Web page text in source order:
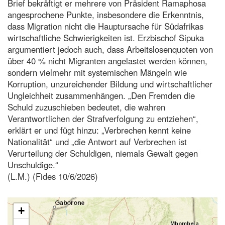
Brief bekräftigt er mehrere von Präsident Ramaphosa
angesprochene Punkte, insbesondere die Erkenntnis,
dass Migration nicht die Hauptursache für Südafrikas
wirtschaftliche Schwierigkeiten ist. Erzbischof Sipuka
argumentiert jedoch auch, dass Arbeitslosenquoten von
über 40 % nicht Migranten angelastet werden können,
sondern vielmehr mit systemischen Mängeln wie
Korruption, unzureichender Bildung und wirtschaftlicher
Ungleichheit zusammenhängen. „Den Fremden die
Schuld zuzuschieben bedeutet, die wahren
Verantwortlichen der Strafverfolgung zu entziehen“,
erklärt er und fügt hinzu: „Verbrechen kennt keine
Nationalität“ und „die Antwort auf Verbrechen ist
Verurteilung der Schuldigen, niemals Gewalt gegen
Unschuldige.“
(L.M.) (Fides 10/6/2026)
+